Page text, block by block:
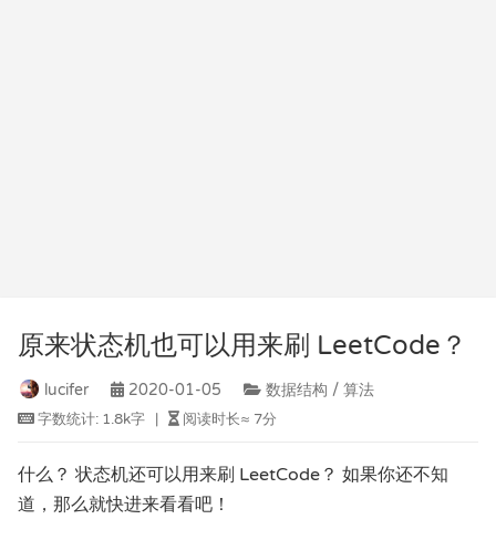
原来状态机也可以用来刷 LeetCode？
lucifer 2020-01-05 数据结构 / 算法
字数统计: 1.8k字 阅读时长≈ 7分
什么？ 状态机还可以用来刷 LeetCode？ 如果你还不知
道，那么就快进来看看吧！